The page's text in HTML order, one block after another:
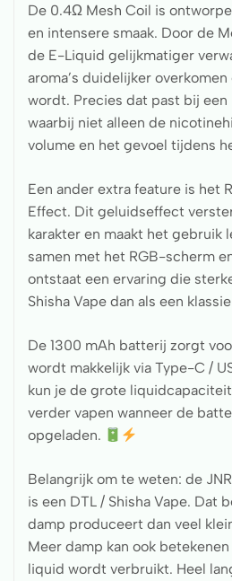
De 0.4Ω Mesh Coil is
en intensere smaak. Door de
de E-Liquid gelijkmatiger
aroma’s duidelijker
wordt. Precies dat past bij een
waarbij niet alleen de
volume en het gevoel tijdens
Een ander extra feature is het
Effect. Dit geluidseffect
karakter en maakt het gebruik
samen met het RGB-scherm
ontstaat een ervaring die
Shisha Vape dan als een
De 1300 mAh batterij zorgt
wordt makkelijk via Type-C /
kun je de grote
verder vapen wanneer de
opgeladen.
Belangrijk om te weten: de
is een DTL / Shisha Vape. Dat
damp produceert dan veel
Meer damp kan ook
liquid wordt verbruikt. Heel